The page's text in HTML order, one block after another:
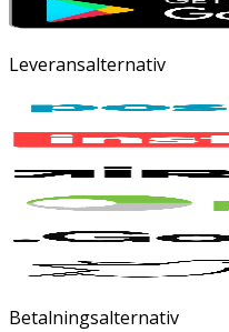
Leveransalternativ
Betalningsalternativ